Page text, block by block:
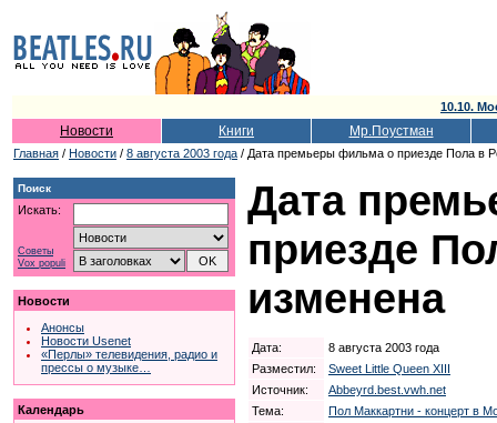
10.10.
Новости Книги Мр.Поустман
Главная / Новости / 8 августа 2003 года / Дата премьеры фильма о приезде Пола в
Поиск
Искать:
Советы
Vox populi
Новости
Анонсы
Новости Usenet
«Перлы» телевидения, радио и
прессы о музыке…
Календарь
Дата
приезде
изменена
Дата:
8 августа 2003 года
Разместил:
Sweet Little Queen XIII
Источник:
Abbeyrd.best.vwh.net
Тема:
Пол Маккартни - концерт в